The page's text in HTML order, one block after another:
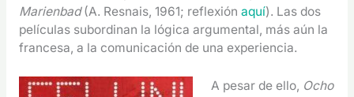
Marienbad(A. Resnais, 1961; reflexión aquí). Las dos
películas subordinan la lógica argumental, más aún la
francesa, a la comunicación de una experiencia.
A pesar de ello, Ocho